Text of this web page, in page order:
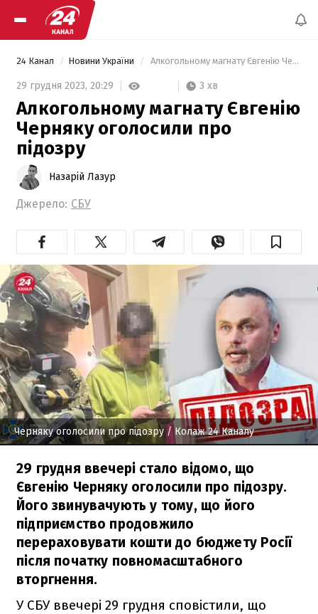
24 Канал Новини України Алкогольному магнату Євгенію Черняку оголосили про підозру
29 грудня 2023, 20:29 3 хв
Алкогольному магнату Євгенію
Черняку оголосили про
підозру
Назарій Лазур
Джерело: СБУ
Черняку оголосили про підозру/ Колаж 24 Каналу
29 грудня ввечері стало відомо, що
Євгенію Черняку оголосили про підозру.
Його звинувачують у тому, що його
підприємство продовжило
перераховувати кошти до бюджету Росії
після початку повномасштабного
вторгнення.
У СБУ ввечері 29 грудня сповістили, що